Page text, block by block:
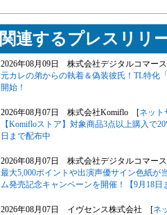
関連するプレスリリ
2026年08月09日 株式会社デジタルコマー
元カレの弟からの執着＆偽装彼氏！TL特化
開始！
2026年08月07日 株式会社Komiflo [ネット
【Komifloストア】対象商品3点以上購入で
日まで配布中
2026年08月07日 株式会社デジタルコマー
最大5,000ポイントや出演声優サイン色紙
ム発売記念キャンペーンを開催！【9月18日
2026年08月07日 イヴセンス株式会社 [ネ